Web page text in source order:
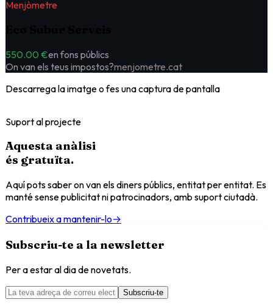
Menjòmetre
550.00 €en fons públics
On van els teus impostos?menjometre.cat
Descarrega la imatge o fes una captura de pantalla
Suport al projecte
Aquesta anàlisi
és gratuïta.
Aquí pots saber on van els diners públics, entitat per entitat. Es
manté sense publicitat ni patrocinadors, amb suport ciutadà.
Contribueix a mantenir-lo→
Subscriu-te a la newsletter
Per a estar al dia de novetats.
Subscriu-te